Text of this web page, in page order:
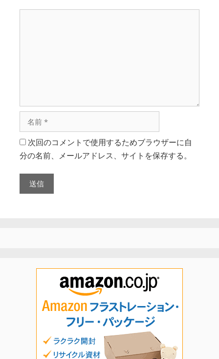
次回のコメントで使用するためブラウザーに自
分の名前、メールアドレス、サイトを保存する。